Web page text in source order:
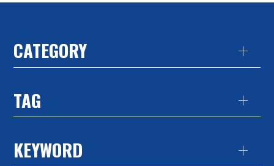
CATEGORY
TAG
KEYWORD